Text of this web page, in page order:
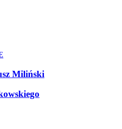
Miliński